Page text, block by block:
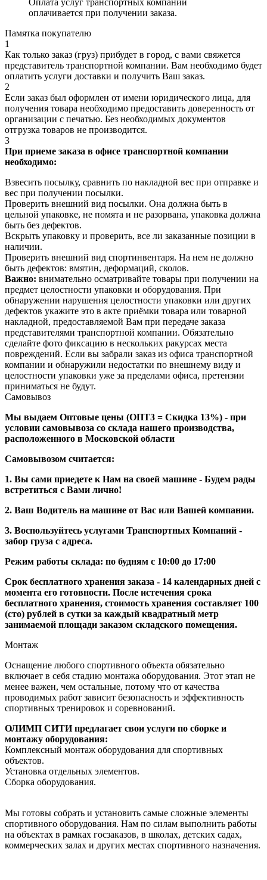
Оплата услуг транспортных компаний
оплачивается при получении заказа.
Памятка покупателю
1
Как только заказ (груз) прибудет в город, с вами свяжется
представитель транспортной компании. Вам необходимо будет
оплатить услуги доставки и получить Ваш заказ.
2
Если заказ был оформлен от имени юридического лица, для
получения товара необходимо предоставить доверенность от
организации с печатью. Без необходимых документов
отгрузка товаров не производится.
3
При приеме заказа в офисе транспортной компании
необходимо:
Взвесить посылку, сравнить по накладной вес при отправке и
вес при получении посылки.
Проверить внешний вид посылки. Она должна быть в
цельной упаковке, не помята и не разорвана, упаковка должна
быть без дефектов.
Вскрыть упаковку и проверить, все ли заказанные позиции в
наличии.
Проверить внешний вид спортинвентаря. На нем не должно
быть дефектов: вмятин, деформаций, сколов.
Важно: внимательно осматривайте товары при получении на
предмет целостности упаковки и оборудования. При
обнаружении нарушения целостности упаковки или других
дефектов укажите это в акте приёмки товара или товарной
накладной, предоставляемой Вам при передаче заказа
представителями транспортной компании. Обязательно
сделайте фото фиксацию в нескольких ракурсах места
повреждений. Если вы забрали заказ из офиса транспортной
компании и обнаружили недостатки по внешнему виду и
целостности упаковки уже за пределами офиса, претензии
приниматься не будут.
Самовывоз
Мы выдаем Оптовые цены (ОПТ3 = Скидка 13%) - при
условии самовывоза со склада нашего производства,
расположенного в Московской области
Самовывозом считается:
1. Вы сами приедете к Нам на своей машине - Будем рады
встретиться с Вами лично!
2. Ваш Водитель на машине от Вас или Вашей компании.
3. Воспользуйтесь услугами Транспортных Компаний -
забор груза с адреса.
Режим работы склада: по будням с 10:00 до 17:00
Срок бесплатного хранения заказа - 14 календарных дней с
момента его готовности. После истечения срока
бесплатного хранения, стоимость хранения составляет 100
(сто) рублей в сутки за каждый квадратный метр
занимаемой площади заказом складского помещения.
Монтаж
Оснащение любого спортивного объекта обязательно
включает в себя стадию монтажа оборудования. Этот этап не
менее важен, чем остальные, потому что от качества
проводимых работ зависит безопасность и эффективность
спортивных тренировок и соревнований.
ОЛИМП СИТИ предлагает свои услуги по сборке и
монтажу оборудования:
Комплексный монтаж оборудования для спортивных
объектов.
Установка отдельных элементов.
Сборка оборудования.
Мы готовы собрать и установить самые сложные элементы
спортивного оборудования. Нам по силам выполнить работы
на объектах в рамках госзаказов, в школах, детских садах,
коммерческих залах и других местах спортивного назначения.